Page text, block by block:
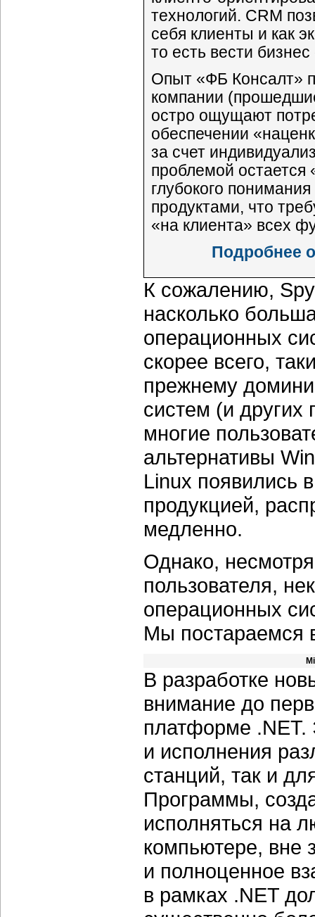
технологий. CRM
себя клиенты и как
то есть вести
Опыт «ФБ Консалт»
компании
остро ощущают
обеспечении
за счет
проблемой остается
глубокого
продуктами, что
«на клиента» всех
Подробнее
К сожалению,
насколько
операционных
скорее всего,
прежнему
систем (и
многие
альтернативы
Linux появились
продукцией,
медленно.
Однако,
пользователя,
операционных
Мы постараемся
В разработке
внимание до
платформе .NET.
и исполнения
станций, так и
Программы,
исполняться на
компьютере, вне
и полноценное
в рамках .NET